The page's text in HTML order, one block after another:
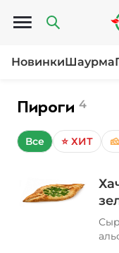
Открыть меню
НовинкиШаурма
Пироги 4
Все ⭐ ХИТ